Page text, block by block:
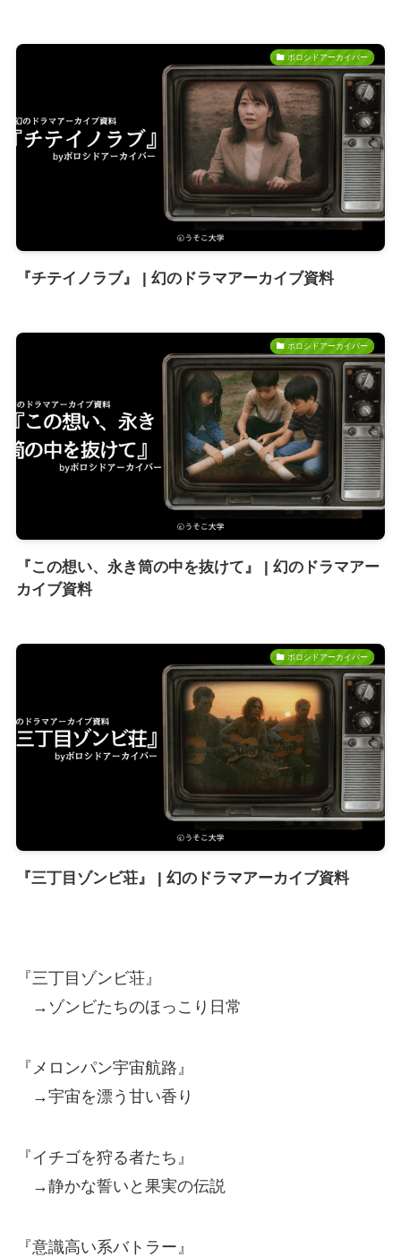
ボロシドアーカイバー
『チテイノラブ』 | 幻のドラマアーカイブ資料
ボロシドアーカイバー
『この想い、永き筒の中を抜けて』 | 幻のドラマアー
カイブ資料
ボロシドアーカイバー
『三丁目ゾンビ荘』 | 幻のドラマアーカイブ資料
『三丁目ゾンビ荘』
→ゾンビたちのほっこり日常
『メロンパン宇宙航路』
→宇宙を漂う甘い香り
『イチゴを狩る者たち』
→静かな誓いと果実の伝説
『意識高い系バトラー』